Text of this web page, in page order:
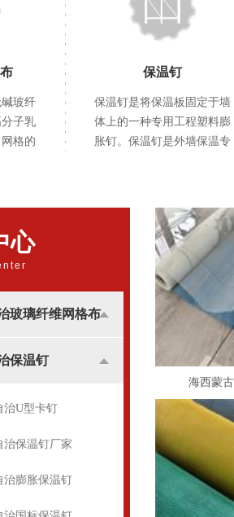
玻纤
子乳
格的
保温钉
保温钉是将保温板固定于墙
体上的一种专用工程塑料膨
胀钉。保温钉是外墙保温专
心
玻璃纤维网格布
保温钉
治U型卡钉
治保温钉厂家
治膨胀保温钉
海西蒙